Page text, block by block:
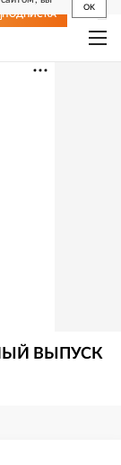
OK
ПОДПИСКА
ВЫПУСК